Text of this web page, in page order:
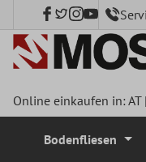
springen
Online einkaufen in:AT|
Bodenfliesen